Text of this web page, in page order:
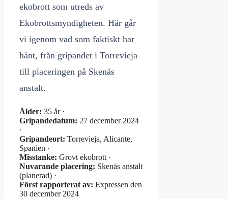
ekobrott som utreds av
Ekobrottsmyndigheten. Här går
vi igenom vad som faktiskt har
hänt, från gripandet i Torrevieja
till placeringen på Skenäs
anstalt.
Ålder: 35 år ·
Gripandedatum: 27 december 2024
·
Gripandeort: Torrevieja, Alicante,
Spanien ·
Misstanke: Grovt ekobrott ·
Nuvarande placering: Skenäs anstalt
(planerad) ·
Först rapporterat av: Expressen den
30 december 2024